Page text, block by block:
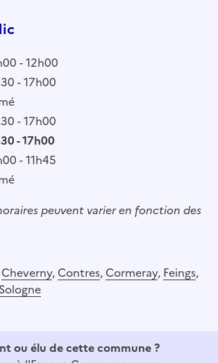
- 12h00
- 17h00
- 17h00
- 17h00
- 11h45
peuvent varier en fonction des
Cheverny, Contres, Cormeray, Feings,
ou élu de cette commune ?